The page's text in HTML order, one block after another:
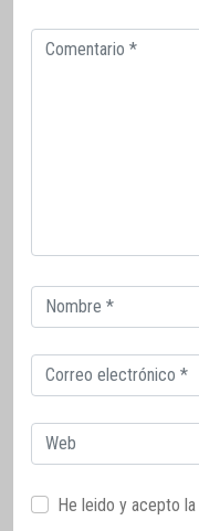
Comentario
Correo
electrónico
Correo
electrónico
Web
He leido y acepto la